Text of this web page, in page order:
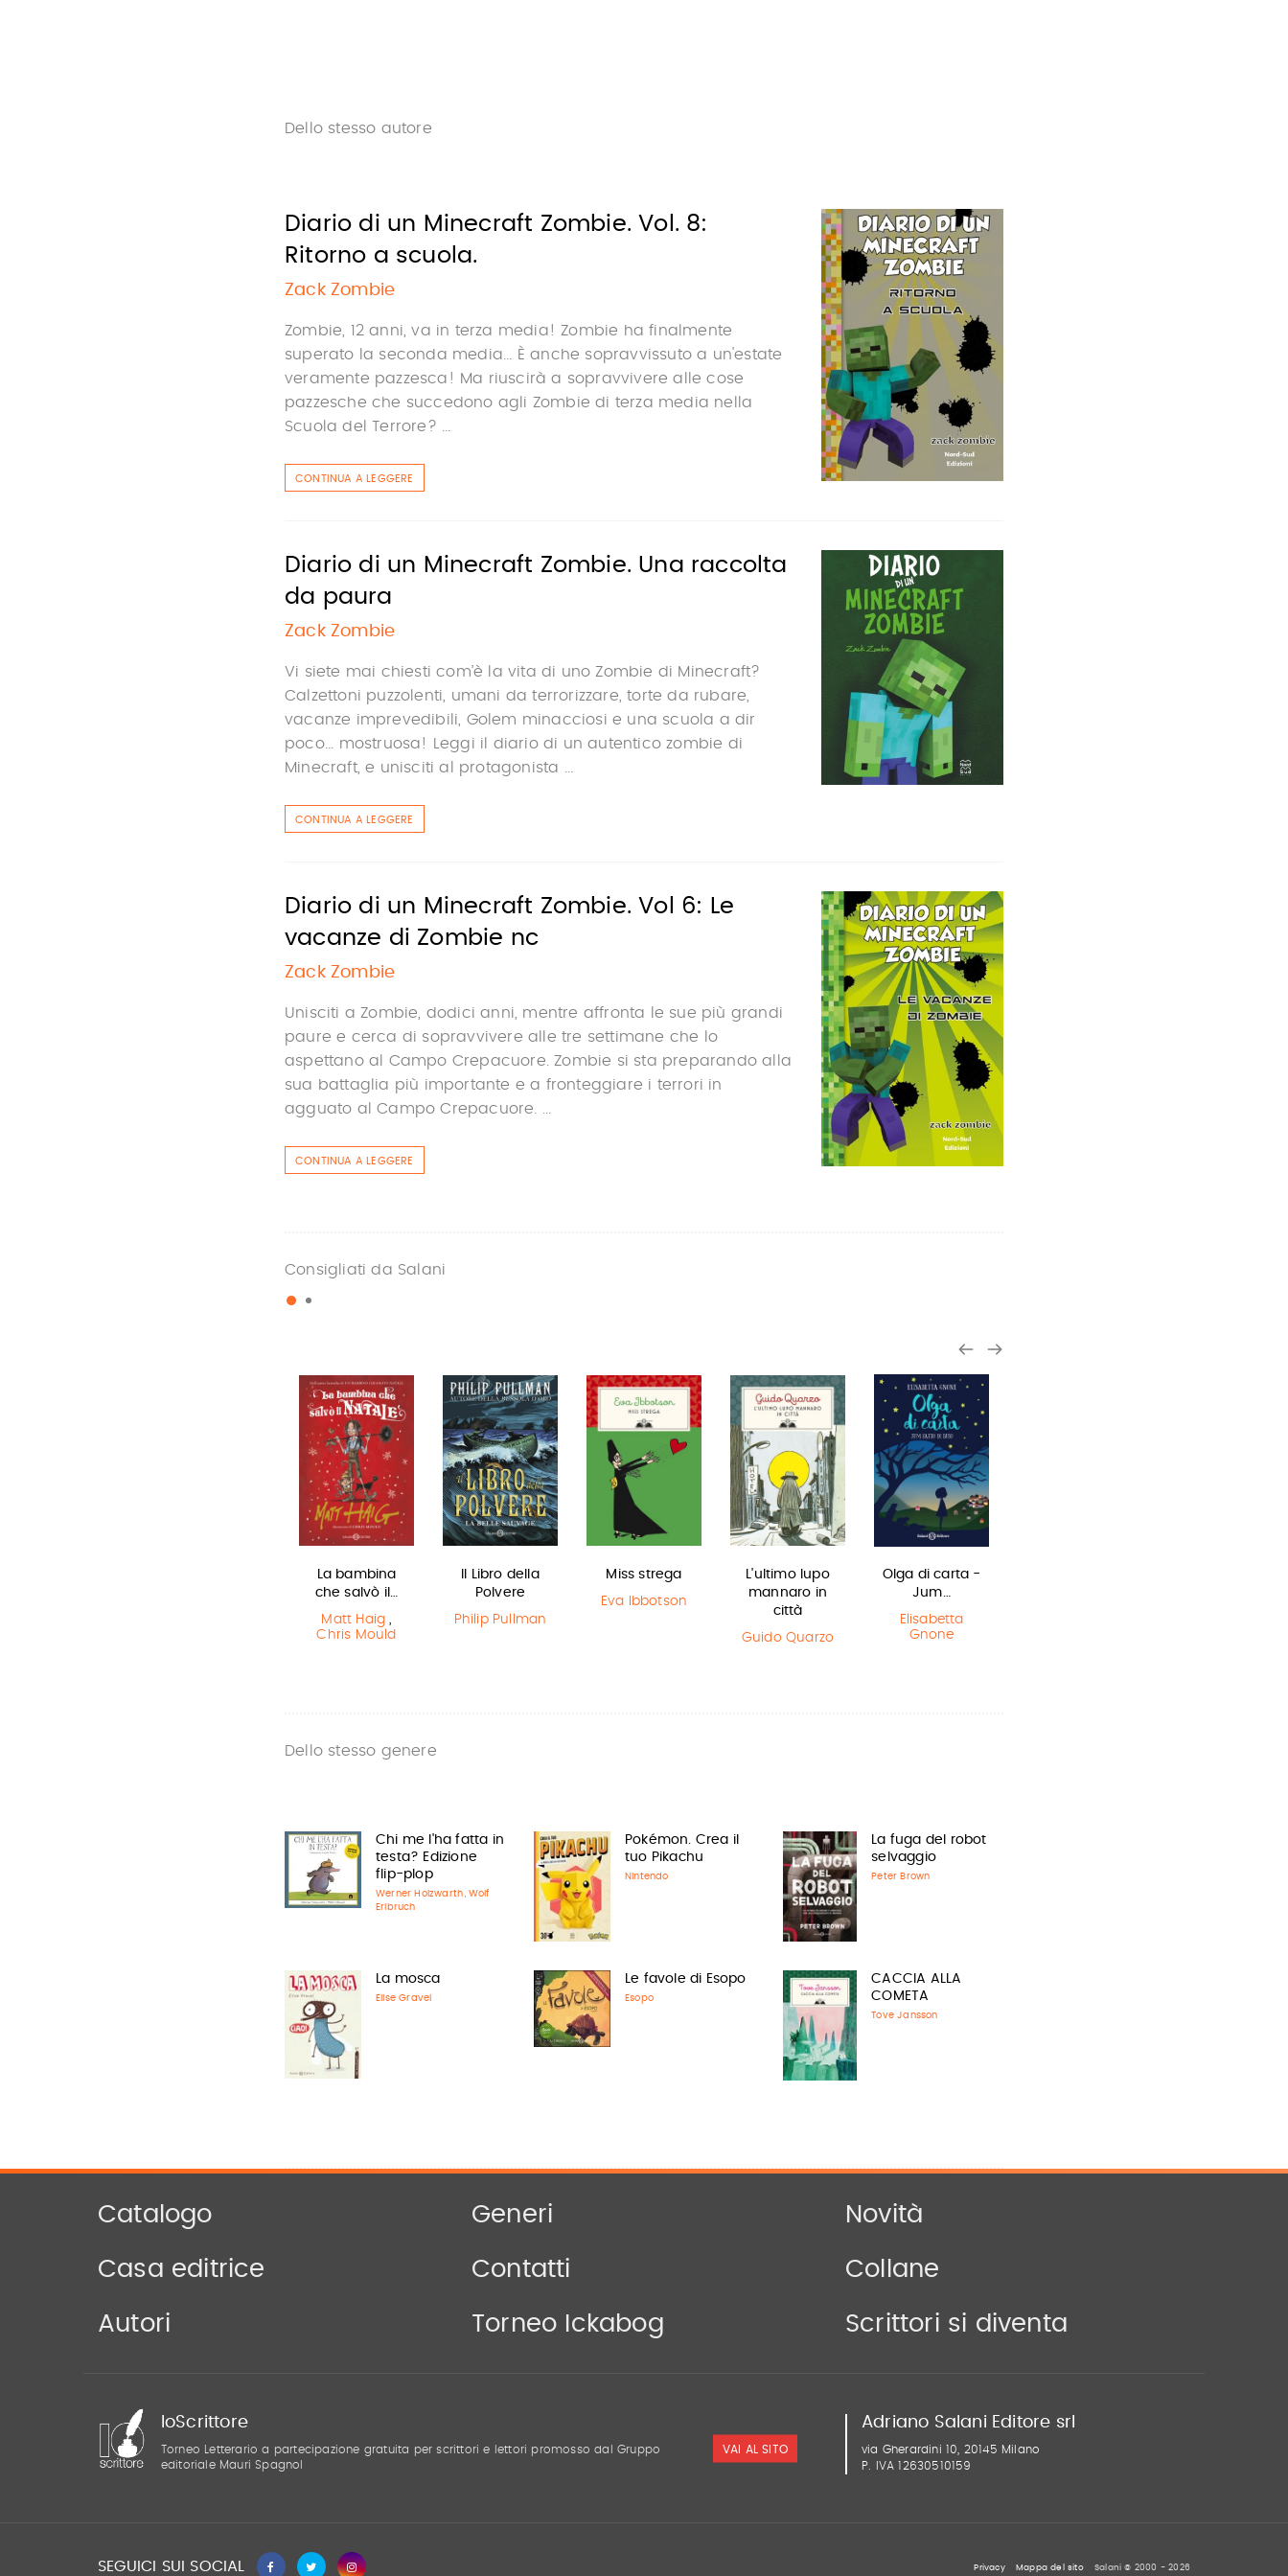
Dello stesso autore
Diario di un Minecraft Zombie. Vol. 8:
Ritorno a scuola.
Zack Zombie
Zombie, 12 anni, va in terza media! Zombie ha finalmente
superato la seconda media... È anche sopravvissuto a un'estate
veramente pazzesca! Ma riuscirà a sopravvivere alle cose
pazzesche che succedono agli Zombie di terza media nella
Scuola del Terrore? ...
CONTINUA A LEGGERE
Diario di un Minecraft Zombie. Una raccolta
da paura
Zack Zombie
Vi siete mai chiesti com’è la vita di uno Zombie di Minecraft?
Calzettoni puzzolenti, umani da terrorizzare, torte da rubare,
vacanze imprevedibili, Golem minacciosi e una scuola a dir
poco... mostruosa! Leggi il diario di un autentico zombie di
Minecraft, e unisciti al protagonista ...
CONTINUA A LEGGERE
Diario di un Minecraft Zombie. Vol 6: Le
vacanze di Zombie nc
Zack Zombie
Unisciti a Zombie, dodici anni, mentre affronta le sue più grandi
paure e cerca di sopravvivere alle tre settimane che lo
aspettano al Campo Crepacuore. Zombie si sta preparando alla
sua battaglia più importante e a fronteggiare i terrori in
agguato al Campo Crepacuore. ...
CONTINUA A LEGGERE
Consigliati da Salani
La bambina
che salvò il…
Matt Haig ,
Chris Mould
Il Libro della
Polvere
Philip Pullman
Miss strega
Eva Ibbotson
L'ultimo lupo
mannaro in
città
Guido Quarzo
Olga di carta -
Jum…
Elisabetta
Gnone
Dello stesso genere
Chi me l'ha fatta in
testa? Edizione
flip-plop
Werner Holzwarth , Wolf
Erlbruch
Pokémon. Crea il
tuo Pikachu
Nintendo
La fuga del robot
selvaggio
Peter Brown
La mosca
Elise Gravel
Le favole di Esopo
Esopo
CACCIA ALLA
COMETA
Tove Jansson
Catalogo Generi Novità
Casa editrice Contatti Collane
Autori Torneo Ickabog Scrittori si diventa
IoScrittore
Torneo Letterario a partecipazione gratuita per scrittori e lettori promosso dal Gruppo
editoriale Mauri Spagnol
VAI AL SITO
Adriano Salani Editore srl
via Gherardini 10, 20145 Milano
P. IVA 12630510159
SEGUICI SUI SOCIAL Privacy Mappa del sito Salani © 2000 - 2026